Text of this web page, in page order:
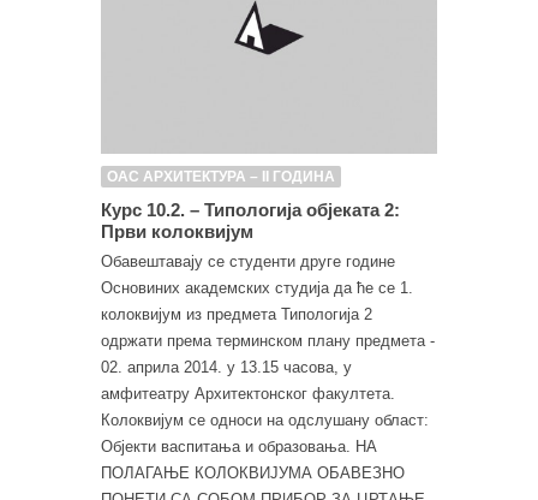
ОАС АРХИТЕКТУРА – II ГОДИНА
Курс 10.2. – Типологија објеката 2:
Први колоквијум
Обавештавају се студенти друге године
Основиних академских студија да ће се 1.
колоквијум из предмета Типологија 2
одржати према терминском плану предмета -
02. априла 2014. у 13.15 часова, у
амфитеатру Архитектонског факултета.
Колоквијум се односи на одслушану област:
Објекти васпитања и образовања. НА
ПОЛАГАЊЕ КОЛОКВИЈУМА ОБАВЕЗНО